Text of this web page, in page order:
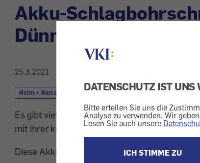
DATENSCHUTZ IST UNS
Bitte erteilen Sie uns die
Analyse zu verwenden. Wir
Lesen Sie auch unsere
ICH STIMME ZU
Akku-
Dünnbrettbohrer
25.3.2021
Heim + Garten Werkzeug
Es gibt viele gute. Schlagbohren gehört aber
mit ihrer kurzen Haltbarkeit, auch
Diese Akku-Schlagbohrschrauber finden Sie